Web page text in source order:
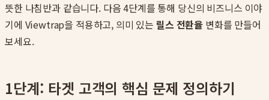
뜻한 나침반과 같습니다. 다음 4단계를 통해 당신의 비즈니스 이야
기에 Viewtrap을 적용하고, 의미 있는 릴스 전환율 변화를 만들어
보세요.
1단계: 타겟 고객의 핵심 문제 정의하기